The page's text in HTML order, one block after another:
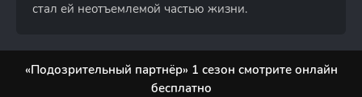
стал ей неотъемлемой частью жизни.
«Подозрительный партнёр» 1 сезон смотрите онлайн
бесплатно